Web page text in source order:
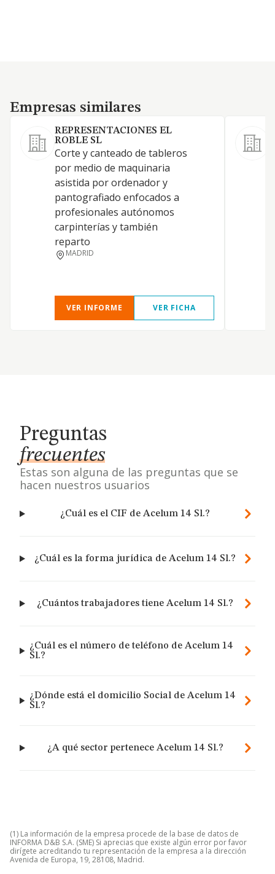
Empresas similares
Empresas similares
REPRESENTACIONES EL
ROBLE SL
Corte y canteado de tableros
por medio de maquinaria
asistida por ordenador y
pantografiado enfocados a
profesionales autónomos
carpinterías y también
reparto
MADRID
VER INFORME VER FICHA
Preguntas
frecuentes
Estas son alguna de las preguntas que se
hacen nuestros usuarios
¿Cuál es el CIF de Acelum 14 Sl.?
¿Cuál es la forma jurídica de Acelum 14 Sl.?
¿Cuántos trabajadores tiene Acelum 14 Sl.?
¿Cuál es el número de teléfono de Acelum 14
Sl.?
¿Dónde está el domicilio Social de Acelum 14
Sl.?
¿A qué sector pertenece Acelum 14 Sl.?
(1) La información de la empresa procede de la base de datos de
INFORMA D&B S.A. (SME) Si aprecias que existe algún error por favor
dirígete acreditando tu representación de la empresa a la dirección
Avenida de Europa, 19, 28108, Madrid.